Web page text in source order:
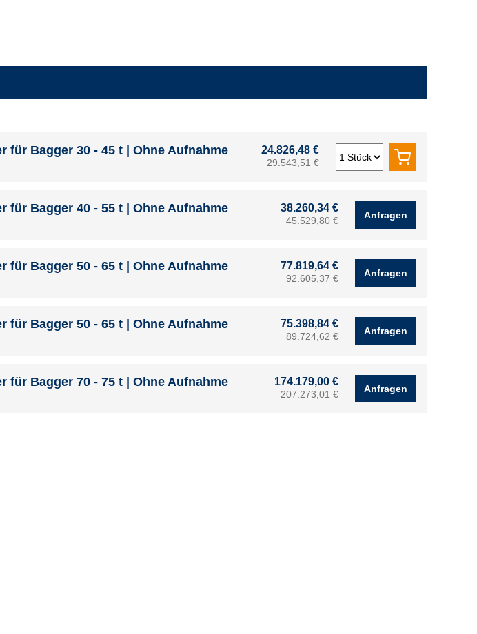
für Bagger 30 - 45 t | Ohne Aufnahme 24.826,48 €
29.543,51 €
für Bagger 40 - 55 t | Ohne Aufnahme 38.260,34 €
45.529,80 € Anfragen
für Bagger 50 - 65 t | Ohne Aufnahme 77.819,64 €
92.605,37 € Anfragen
für Bagger 50 - 65 t | Ohne Aufnahme 75.398,84 €
89.724,62 € Anfragen
für Bagger 70 - 75 t | Ohne Aufnahme 174.179,00 €
207.273,01 € Anfragen